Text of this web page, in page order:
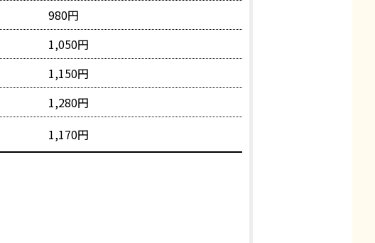
980円
1,050円
1,150円
1,280円
1,170円